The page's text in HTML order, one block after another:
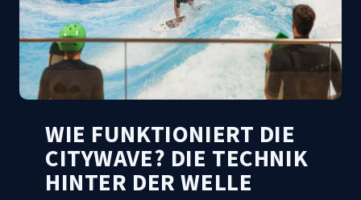
WIE FUNKTIONIERT DIE
CITYWAVE? DIE TECHNIK
HINTER DER WELLE